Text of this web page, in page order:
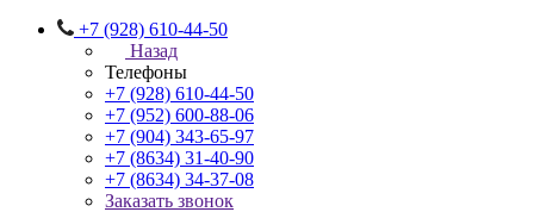
+7 (928) 610-44-50
Назад
Телефоны
+7 (928) 610-44-50
+7 (952) 600-88-06
+7 (904) 343-65-97
+7 (8634) 31-40-90
+7 (8634) 34-37-08
Заказать звонок